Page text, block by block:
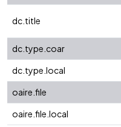
dc.title
dc.type.coar
dc.type.local
oaire.file
oaire.file.local